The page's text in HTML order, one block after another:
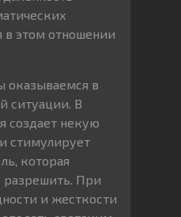
в этом отношении
оказываемся в
ситуации. В
создает некую
стимулирует
которая
При
и жесткости